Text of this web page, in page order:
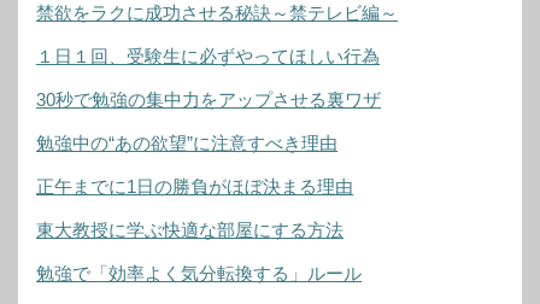
禁欲をラクに成功させる秘訣～禁テレビ編～
１日１回、受験生に必ずやってほしい行為
30秒で勉強の集中力をアップさせる裏ワザ
勉強中の“あの欲望”に注意すべき理由
正午までに1日の勝負がほぼ決まる理由
東大教授に学ぶ快適な部屋にする方法
勉強で「効率よく気分転換する」ルール